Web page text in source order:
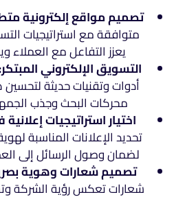
تصميم مواقع إلكترونية
متوافقة مع استراتيجيات
يعزز التفاعل مع العملاء
التسويق الإلكتروني
أدوات وتقنيات حديثة
محركات البحث وجذب
اختيار استراتيجيات
تحديد الإعلانات المناسبة
لضمان وصول الرسائل إلى
تصميم شعارات وهوية
شعارات تعكس رؤية الشركة